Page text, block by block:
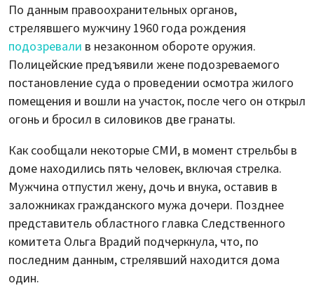
По данным правоохранительных органов,
стрелявшего мужчину 1960 года рождения
подозревали в незаконном обороте оружия.
Полицейские предъявили жене подозреваемого
постановление суда о проведении осмотра жилого
помещения и вошли на участок, после чего он открыл
огонь и бросил в силовиков две гранаты.
Как сообщали некоторые СМИ, в момент стрельбы в
доме находились пять человек, включая стрелка.
Мужчина отпустил жену, дочь и внука, оставив в
заложниках гражданского мужа дочери. Позднее
представитель областного главка Следственного
комитета Ольга Врадий подчеркнула, что, по
последним данным, стрелявший находится дома
один.